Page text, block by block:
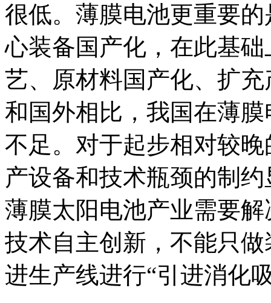
很低。薄膜电池更重要
心装备国产化，在此基
艺、原材料国产化、扩
和国外相比，我国在薄
不足。对于起步相对较
产设备和技术瓶颈的制
薄膜太阳电池产业需要
技术自主创新，不能只
进生产线进行“引进消化